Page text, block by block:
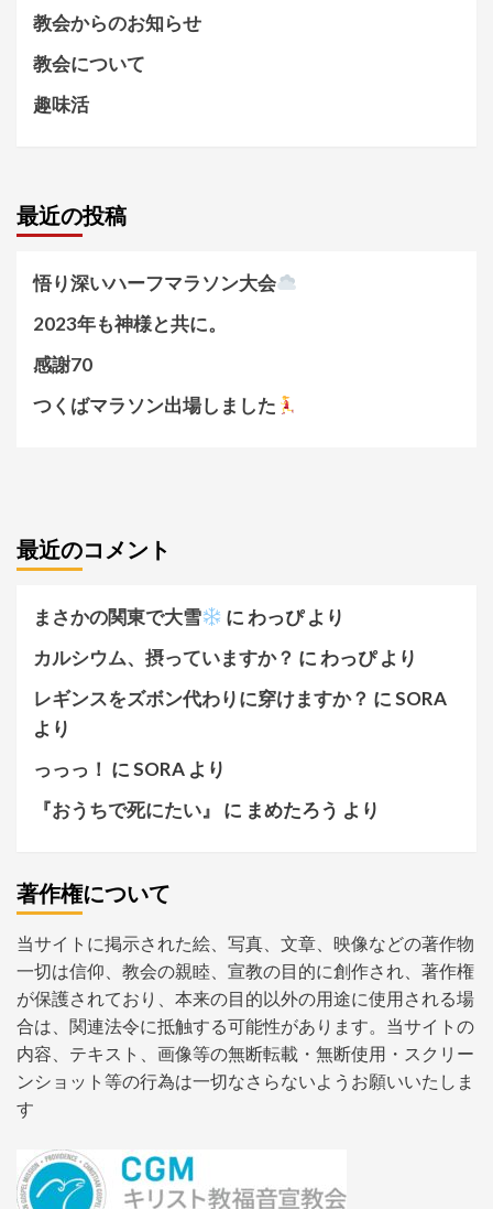
教会からのお知らせ
教会について
趣味活
最近の投稿
悟り深いハーフマラソン大会
2023年も神様と共に。
感謝70
つくばマラソン出場しました
最近のコメント
まさかの関東で大雪 に わっぴより
カルシウム、摂っていますか？ に わっぴより
レギンスをズボン代わりに穿けますか？ にSORA
より
っっっ！ にSORA より
『おうちで死にたい』
に まめたろう より
著作権について
当サイトに掲示された絵、写真、文章、映像などの著作物
一切は信仰、教会の親睦、宣教の目的に創作され、著作権
が保護されており、本来の目的以外の用途に使用される場
合は、関連法令に抵触する可能性があります。当サイトの
内容、テキスト、画像等の無断転載・無断使用・スクリー
ンショット等の行為は一切なさらないようお願いいたしま
す